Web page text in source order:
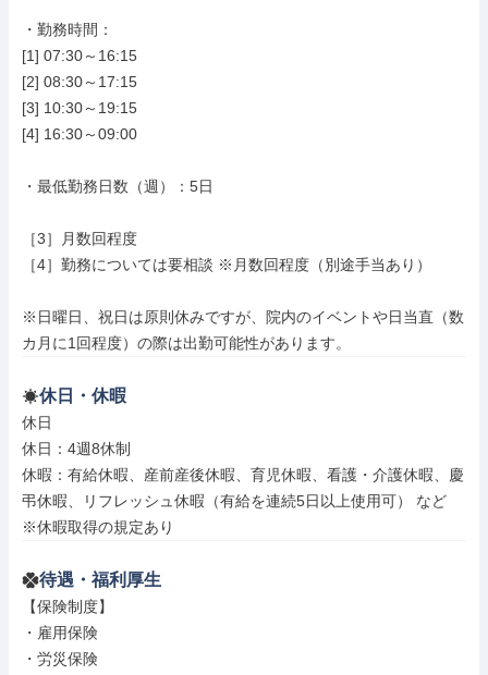
・勤務時間：
[1] 07:30～16:15
[2] 08:30～17:15
[3] 10:30～19:15
[4] 16:30～09:00
・最低勤務日数（週）：5日
［3］月数回程度
［4］勤務については要相談 ※月数回程度（別途手当あり）
※日曜日、祝日は原則休みですが、院内のイベントや日当直（数
カ月に1回程度）の際は出勤可能性があります。
休日・休暇
休日
休日：4週8休制
休暇：有給休暇、産前産後休暇、育児休暇、看護・介護休暇、慶
弔休暇、リフレッシュ休暇（有給を連続5日以上使用可） など
※休暇取得の規定あり
待遇・福利厚生
【保険制度】
・雇用保険
・労災保険